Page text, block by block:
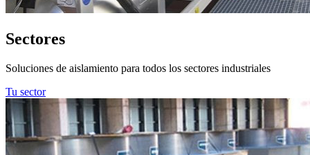
Sectores
Soluciones de aislamiento para todos los sectores industriales
Tu sector